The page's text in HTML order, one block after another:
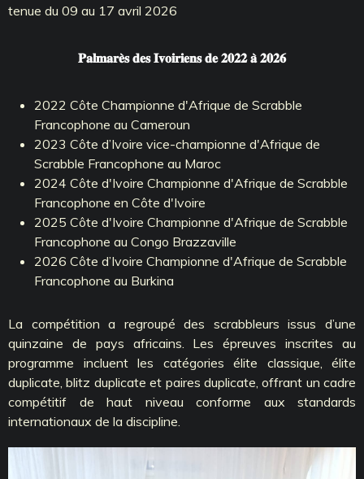
tenue du 09 au 17 avril 2026
𝐏𝐚𝐥𝐦𝐚𝐫𝐞̀𝐬 𝐝𝐞𝐬 𝐈𝐯𝐨𝐢𝐫𝐢𝐞𝐧𝐬 𝐝𝐞 𝟐𝟎𝟐𝟐 𝐚̀ 𝟐𝟎𝟐𝟔
2022 Côte Championne d'Afrique de Scrabble
Francophone au Cameroun
2023 Côte d’Ivoire vice-championne d'Afrique de
Scrabble Francophone au Maroc
2024 Côte d'Ivoire Championne d'Afrique de Scrabble
Francophone en Côte d'Ivoire
2025 Côte d'Ivoire Championne d'Afrique de Scrabble
Francophone au Congo Brazzaville
2026 Côte d’Ivoire Championne d'Afrique de Scrabble
Francophone au Burkina
La compétition a regroupé des scrabbleurs issus d’une
quinzaine de pays africains. Les épreuves inscrites au
programme incluent les catégories élite classique, élite
duplicate, blitz duplicate et paires duplicate, offrant un cadre
compétitif de haut niveau conforme aux standards
internationaux de la discipline.